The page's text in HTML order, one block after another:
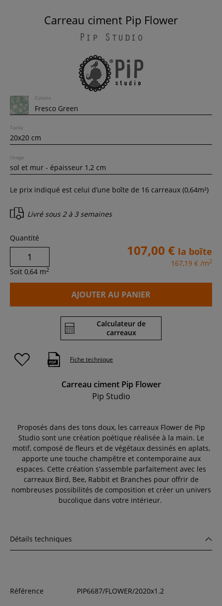
Carreau ciment Pip Flower
Pip Studio
Coloris
Taille
Usage
Le prix indiqué est celui d’une boîte de 16 carreaux (0,64m²)
Livré sous 2 à 3 semaines
Quantité
Soit 0,64 m2
107,00 € la boîte
167,19 € /m2
AJOUTER AU PANIER
Calculateur de
carreaux
Fiche technique
Carreau ciment Pip Flower
Pip Studio
Proposés dans des tons doux, les carreaux Flower de Pip
Studio sont une création poétique réalisée à la main. Le
motif, composé de fleurs et de végétaux dessinés en aplats,
apporte une touche champêtre et contemporaine aux
espaces. Cette création s'assemble parfaitement avec les
carreaux Bird, Bee, Rabbit et Branches pour offrir de
nombreuses possibilités de composition et créer un univers
bucolique dans votre intérieur.
Détails techniques
Référence PIP6687/FLOWER/2020x1.2